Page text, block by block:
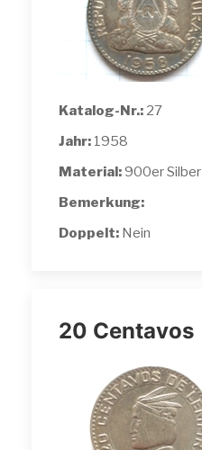
Katalog-Nr.: 27
Jahr: 1958
Material:900er Silber
Bemerkung:
Doppelt: Nein
20 Centavos